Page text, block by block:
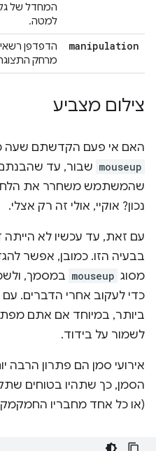
המחדל של
למטה.
manipulation
הדפדפן רשאי
מרחק
צילום מצביע
האם אי פעם הקדשתם שעה
mouseup שבור, עד
שהמשתמש משחרר את
נכון? אוקיי, אולי זה רק אצלי.
עם זאת, עד עכשיו לא
בבעיה הזו. כמובן, אפשר
מסוג mouseup במסמך,
כדי לעקוב אחרי הדברים.
ביותר, במיוחד אם אתם
לשמור על בידוד.
אירועי סמן הם פתרון
הסמן, כך שתהיו בטוחים
(או כל אחד מחבריו